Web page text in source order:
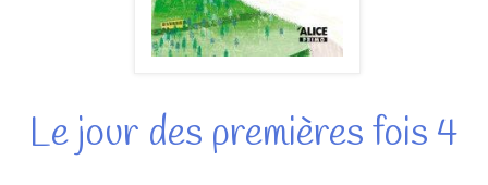
Le jour des premières fois 4